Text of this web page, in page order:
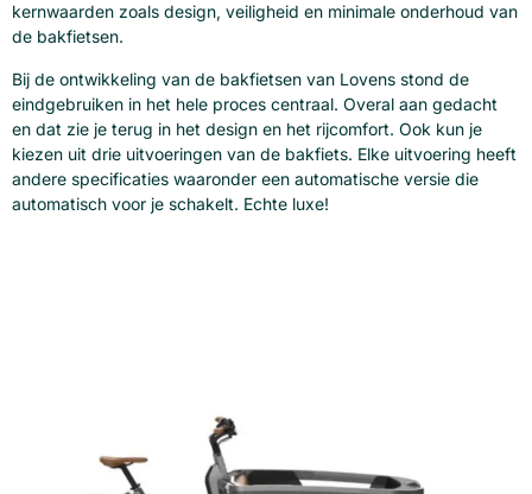
kernwaarden zoals design, veiligheid en minimale onderhoud van
de bakfietsen.
Bij de ontwikkeling van de bakfietsen van Lovens stond de
eindgebruiken in het hele proces centraal. Overal aan gedacht
en dat zie je terug in het design en het rijcomfort. Ook kun je
kiezen uit drie uitvoeringen van de bakfiets. Elke uitvoering heeft
andere specificaties waaronder een automatische versie die
automatisch voor je schakelt. Echte luxe!